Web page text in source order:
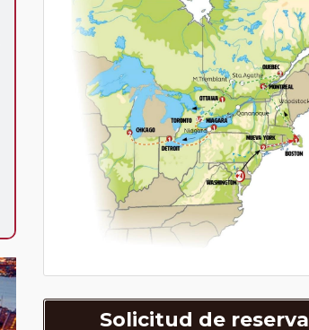
Solicitud de reserva